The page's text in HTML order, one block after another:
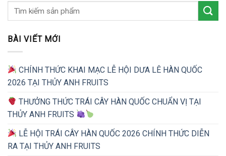
BÀI VIẾT MỚI
CHÍNH THỨC KHAI MẠC LỄ HỘI DƯA LÊ HÀN QUỐC
2026 TẠI THỦY ANH FRUITS
THƯỞNG THỨC TRÁI CÂY HÀN QUỐC CHUẨN VỊ TẠI
THỦY ANH FRUITS
LỄ HỘI TRÁI CÂY HÀN QUỐC 2026 CHÍNH THỨC DIỄN
RA TẠI THỦY ANH FRUITS